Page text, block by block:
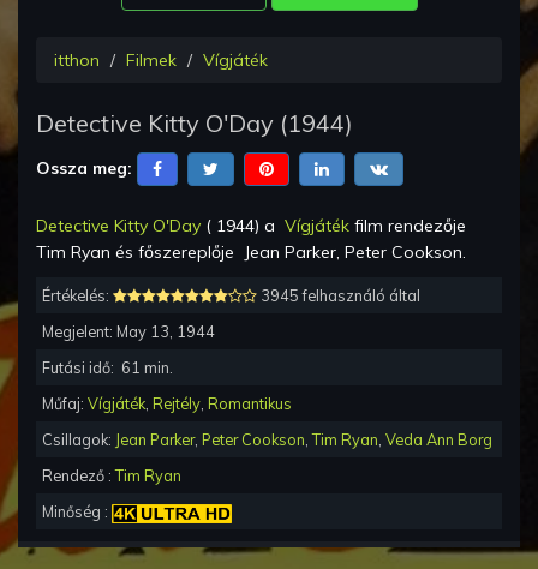
itthon Filmek Vígjáték
Detective Kitty O'Day (1944)
Ossza meg:
Detective Kitty O'Day ( 1944) a Vígjáték film rendezője
Tim Ryan és főszereplője Jean Parker, Peter Cookson.
Értékelés:
3945 felhasználó által
Megjelent: May 13, 1944
Futási idő: 61 min.
Műfaj: Vígjáték Rejtély Romantikus
Csillagok: Jean Parker, Peter Cookson ,Tim Ryan Veda Ann Borg
Rendező :Tim Ryan
Minőség :